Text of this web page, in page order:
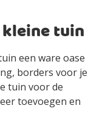
tuin
een ware oase
borders voor je
tuin voor de
toevoegen en